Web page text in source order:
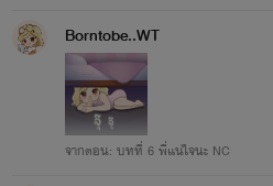
Borntobe..WT
จากตอน: บทที่ 6 พี่แน่ใจนะ NC